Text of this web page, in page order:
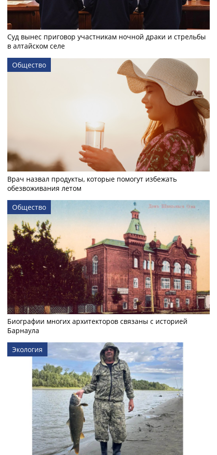
Суд вынес приговор участникам ночной драки и стрельбы
в алтайском селе
Общество
Врач назвал продукты, которые помогут избежать
обезвоживания летом
Общество
Биографии многих архитекторов связаны с историей
Барнаула
Экология